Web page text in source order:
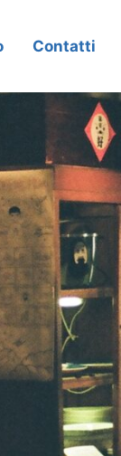
Contatti